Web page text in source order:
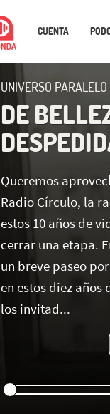
CUENTA
UNIVERSO PARALELO
DE
Queremos
Radio Círculo, la
estos 10 años de
cerrar una etapa.
un breve paseo
en estos diez
los invitad...